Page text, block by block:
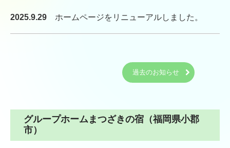
小規模多機能型居宅介護ふれあいの家 あずま野
デイサービスセンター ふくせんの郷
2025.9.29 ホームページを リニューアルしました。
過去のお知らせ
グループホームまつざきの宿（福岡県小郡
市）